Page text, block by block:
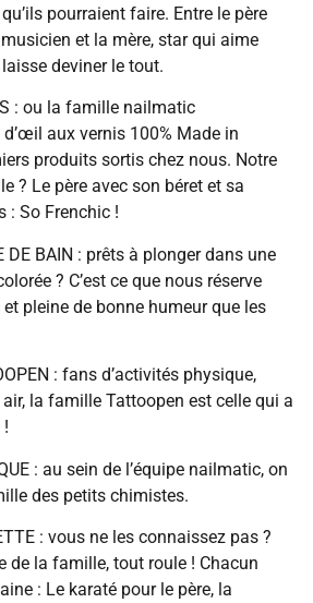
pourraient faire. Entre le père
et la mère, star qui aime
deviner le tout.
: ou la famille nailmatic
aux vernis 100% Made in
produits sortis chez nous. Notre
? Le père avec son béret et sa
: So Frenchic !
DE BAIN : prêts à plonger dans une
? C’est ce que nous réserve
pleine de bonne humeur que les
: fans d’activités physique,
la famille Tattoopen est celle qui a
: au sein de l’équipe nailmatic, on
des petits chimistes.
: vous ne les connaissez pas ?
de la famille, tout roule ! Chacun
: Le karaté pour le père, la